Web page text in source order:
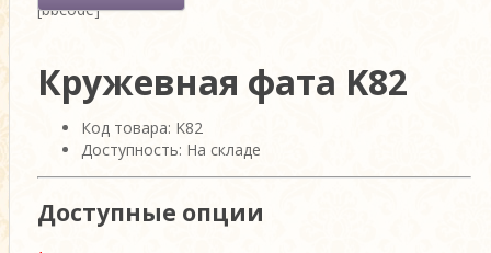
[bbcode]
Кружевная фата K82
Код товара: K82
Доступность: На складе
Доступные опции